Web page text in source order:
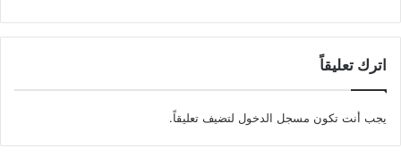
اترك تعليقاً
يجب أنت تكون مسجل الدخول لتضيف تعليقاً.